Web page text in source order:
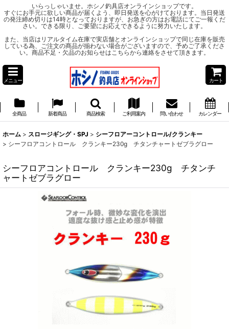
いらっしゃいませ。ホシノ釣具店オンラインショップです。
すぐにお手元に欲しい商品が届くよう、即日発送を心がけております。当日発送
の発注締め切りは14時となっておりますが、お急ぎの方はお電話にてご一報くだ
さい。できる限り、ご要望にお応えできるように努力いたします。
また、当店はリアルタイム在庫で実店舗とオンラインショップで同じ在庫を販売
している為、ご注文の商品が揃わない場合がございますので、予めご了承くださ
い。商品不足・欠品のお知らせはこちらから連絡をさせて頂きます。
メニュー カート
全商品 新着商品 商品検索 ご利用案内 問い合わせ カレンダー
ホーム > スロージギング・SPJ > シーフロアーコントロール/クランキー
> シーフロアコントロール クランキー230g チタンチャートゼブラグロー
シーフロアコントロール クランキー230g チタンチ
ャートゼブラグロー